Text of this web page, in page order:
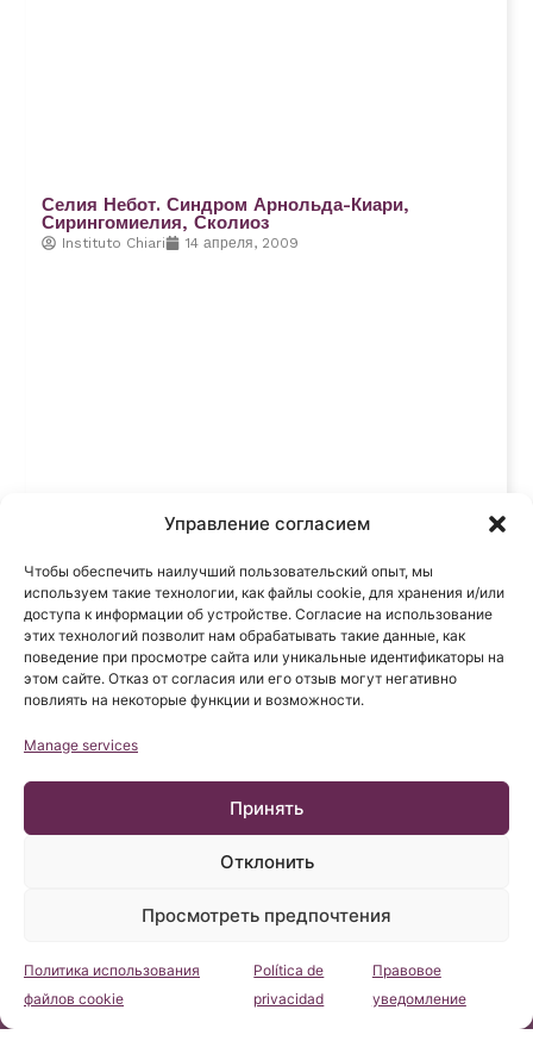
Управление согласием
Чтобы обеспечить наилучший пользовательский опыт, мы
используем такие технологии, как файлы cookie, для хранения и/или
доступа к информации об устройстве. Согласие на использование
этих технологий позволит нам обрабатывать такие данные, как
поведение при просмотре сайта или уникальные идентификаторы на
этом сайте. Отказ от согласия или его отзыв могут негативно
повлиять на некоторые функции и возможности.
Manage services
Принять
Отклонить
Просмотреть предпочтения
Политика использования
файлов cookie
Política de
privacidad
Правовое
уведомление
Селия Небот. Синдром Арнольда-Киари,
Сирингомиелия, Сколиоз
Instituto Chiari 14 апреля, 2009
Консультация